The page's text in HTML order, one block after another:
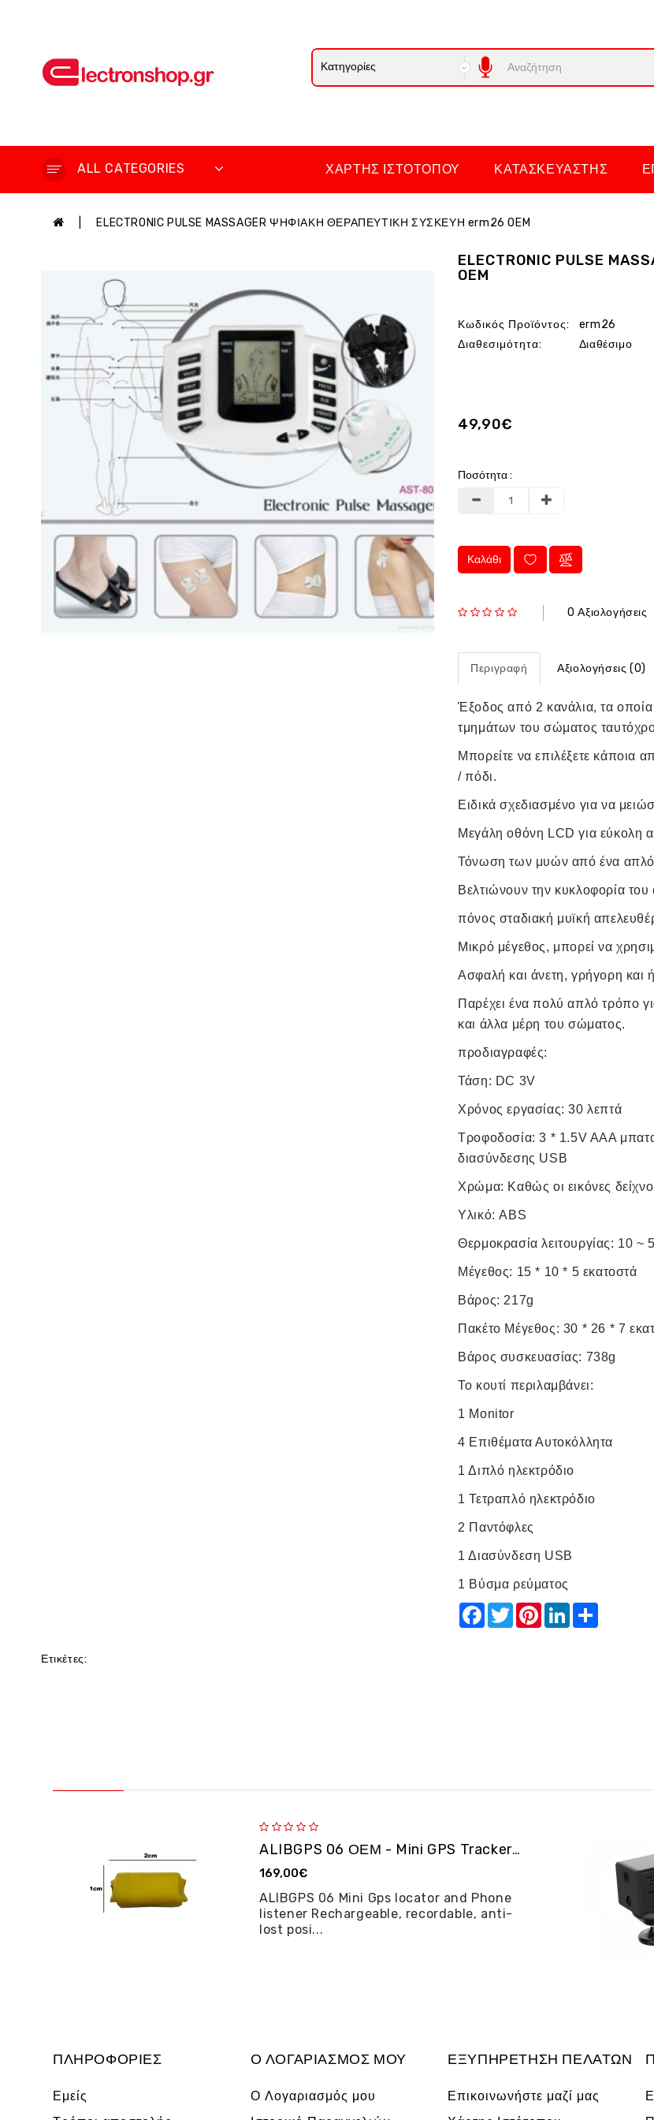
ALL CATEGORIES ΧΆΡΤΗΣ ΙΣΤΌΤΟΠΟΥ ΚΑΤΑΣΚΕΥΑΣΤΉΣ
ELECTRONIC PULSE MASSAGER ΨΗΦΙΑΚΗ ΘΕΡΑΠΕΥΤΙΚΗ ΣΥΣΚΕΥΗ erm26 OEM
ELECTRONIC PULSE
OEM
Κωδικός Προϊόντος:
erm26
Διαθεσιμότητα:
Διαθέσιμο
49,90€
Ποσότητα :
Καλάθι
0 Αξιολογήσεις
Περιγραφή Αξιολογήσεις (0)
Έξοδος από 2 κανάλια, τα
τμημάτων του σώματος
Μπορείτε να επιλέξετε κάποια
/ πόδι.
Ειδικά σχεδιασμένο για να
Μεγάλη οθόνη LCD για εύκολη
Τόνωση των μυών από ένα απλό
Βελτιώνουν την κυκλοφορία του
πόνος σταδιακή μυϊκή
Μικρό μέγεθος, μπορεί να
Ασφαλή και άνετη, γρήγορη και
Παρέχει ένα πολύ απλό τρόπο
και άλλα μέρη του σώματος.
προδιαγραφές:
Τάση: DC 3V
Χρόνος εργασίας: 30 λεπτά
Τροφοδοσία: 3 * 1.5V AAA
διασύνδεσης USB
Χρώμα: Καθώς οι εικόνες
Υλικό: ABS
Θερμοκρασία λειτουργίας: 10 ~
Μέγεθος: 15 * 10 * 5 εκατοστά
Βάρος: 217g
Πακέτο Μέγεθος: 30 * 26 * 7
Βάρος συσκευασίας: 738g
Το κουτί περιλαμβάνει:
1 Monitor
4 Επιθέματα Αυτοκόλλητα
1 Διπλό ηλεκτρόδιο
1 Τετραπλό ηλεκτρόδιο
2 Παντόφλες
1 Διασύνδεση USB
1 Βύσμα ρεύματος
Facebook
TwitterPinterestLinkedIn
Ετικέτες:
ALIBGPS 06 ΟΕΜ - Mini GPS Tracker και φω�...
169,00€
ALIBGPS 06 Mini Gps locator and Phone
listener Rechargeable, recordable, anti-
lost posi...
ΠΛΗΡΟΦΟΡΊΕΣ
Εμείς
Ο ΛΟΓΑΡΙΑΣΜΌΣ ΜΟΥ
Ο Λογαριασμός μου
ΕΞΥΠΗΡΈΤΗΣΗ ΠΕΛΑΤΏΝ
Επικοινωνήστε μαζί μας